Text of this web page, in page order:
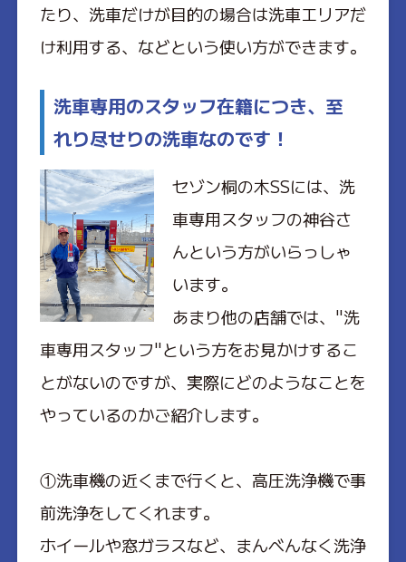
たり、洗車だけが目的の場合は洗車エリアだ
け利用する、などという使い方ができます。
洗車専用のスタッフ在籍につき、至
れり尽せりの洗車なのです！
セゾン桐の木SSには、洗
車専用スタッフの神谷さ
んという方がいらっしゃ
います。
あまり他の店舗では、"洗
車専用スタッフ"という方をお見かけするこ
とがないのですが、実際にどのようなことを
やっているのかご紹介します。
①洗車機の近くまで行くと、高圧洗浄機で事
前洗浄をしてくれます。
ホイールや窓ガラスなど、まんべんなく洗浄